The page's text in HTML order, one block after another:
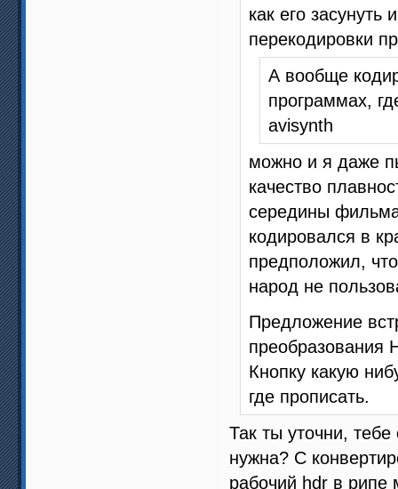
как его засунуть
перекодировки
А вообще
программах,
avisynth
можно и я даже
качество
середины
кодировался в
предположил,
народ не
Предложение
преобразования
Кнопку какую
где прописать.
Так ты уточни,
нужна? С
рабочий hdr в рипе